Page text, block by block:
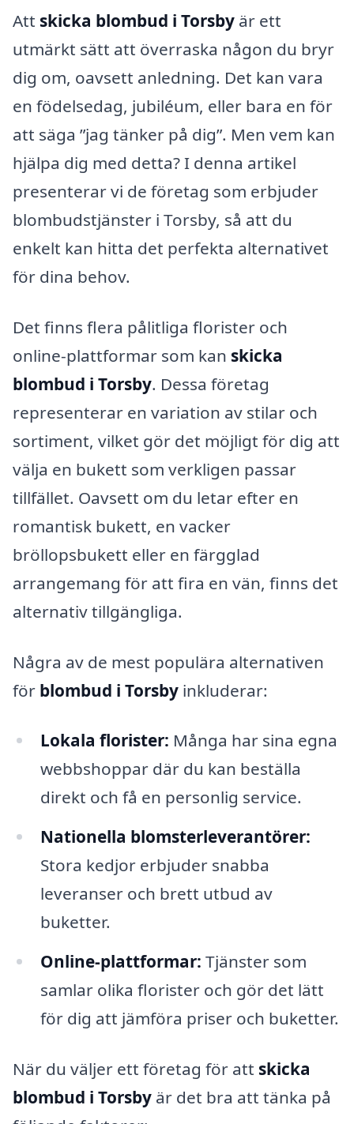
Att skicka blombud i Torsby är ett
utmärkt sätt att överraska någon du bryr
dig om, oavsett anledning. Det kan vara
en födelsedag, jubiléum, eller bara en för
att säga ”jag tänker på dig”. Men vem kan
hjälpa dig med detta? I denna artikel
presenterar vi de företag som erbjuder
blombudstjänster i Torsby, så att du
enkelt kan hitta det perfekta alternativet
för dina behov.
Det finns flera pålitliga florister och
online-plattformar som kan skicka
blombud i Torsby. Dessa företag
representerar en variation av stilar och
sortiment, vilket gör det möjligt för dig att
välja en bukett som verkligen passar
tillfället. Oavsett om du letar efter en
romantisk bukett, en vacker
bröllopsbukett eller en färgglad
arrangemang för att fira en vän, finns det
alternativ tillgängliga.
Några av de mest populära alternativen
för blombud i Torsby inkluderar:
Lokala florister: Många har sina egna
webbshoppar där du kan beställa
direkt och få en personlig service.
Nationella blomsterleverantörer:
Stora kedjor erbjuder snabba
leveranser och brett utbud av
buketter.
Online-plattformar: Tjänster som
samlar olika florister och gör det lätt
för dig att jämföra priser och buketter.
När du väljer ett företag för att skicka
blombud i Torsby är det bra att tänka på